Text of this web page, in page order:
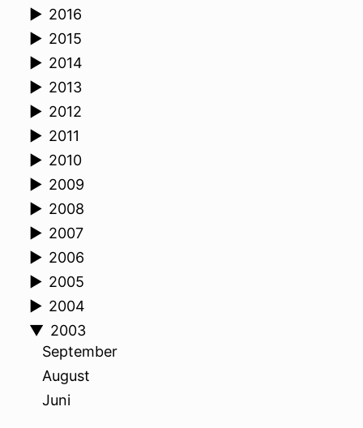
► 2016
► 2015
► 2014
► 2013
► 2012
► 2011
► 2010
► 2009
► 2008
► 2007
► 2006
► 2005
► 2004
▼ 2003
September
August
Juni